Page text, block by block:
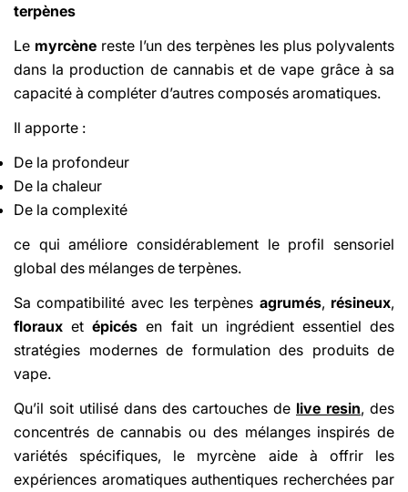
terpènes
Le myrcène reste l’un des terpènes les plus polyvalents
dans la production de cannabis et de vape grâce à sa
capacité à compléter d’autres composés aromatiques.
Il apporte :
De la profondeur
De la chaleur
De la complexité
ce qui améliore considérablement le profil sensoriel
global des mélanges de terpènes.
Sa compatibilité avec les terpènes agrumés, résineux,
floraux etépicés en fait un ingrédient essentiel des
stratégies modernes de formulation des produits de
vape.
Qu’il soit utilisé dans des cartouches de live resin, des
concentrés de cannabis ou des mélanges inspirés de
variétés spécifiques, le myrcène aide à offrir les
expériences aromatiques authentiques recherchées par